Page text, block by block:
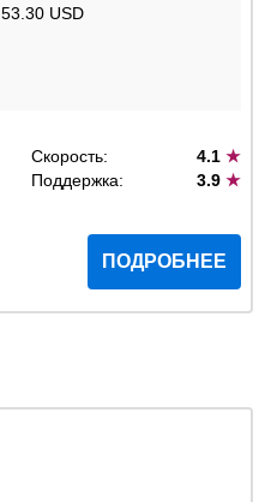
53.30 USD
Скорость: 4.1 ★
Поддержка: 3.9 ★
ПОДРОБНЕЕ